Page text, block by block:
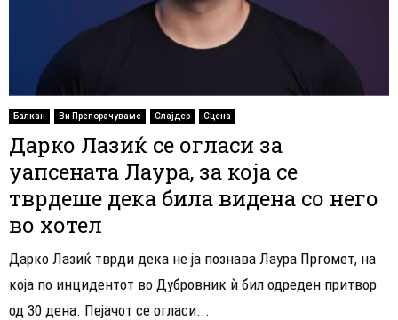
Балкан Ви Препорачуваме Слајдер Сцена
Дарко Лазиќ се огласи за
уапсената Лаура, за која се
тврдеше дека била видена со него
во хотел
Дарко Лазиќ тврди дека не ја познава Лаура Пргомет, на
која по инцидентот во Дубровник ѝ бил одреден притвор
од 30 дена. Пејачот се огласи...